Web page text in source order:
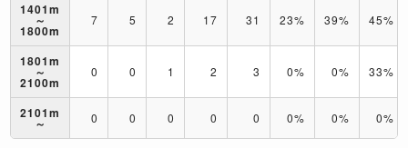
1401m
～
1800m
7 5 2 17 31 23% 39% 45%
1801m
～
2100m
0 0 1 2 3 0% 0% 33%
2101m
～ 0 0 0 0 0 0% 0% 0%